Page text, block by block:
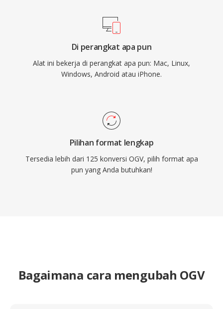
Di perangkat apa pun
Alat ini bekerja di perangkat apa pun: Mac, Linux,
Windows, Android atau iPhone.
Pilihan format lengkap
Tersedia lebih dari 125 konversi OGV, pilih format apa
pun yang Anda butuhkan!
Bagaimana cara mengubah OGV